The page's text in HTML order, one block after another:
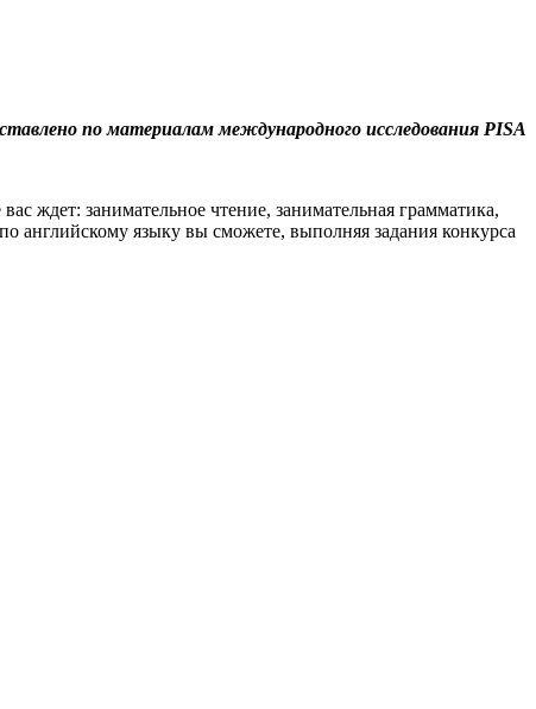
по материалам международного исследования PISA
ждет: занимательное чтение, занимательная грамматика,
английскому языку вы сможете, выполняя задания конкурса